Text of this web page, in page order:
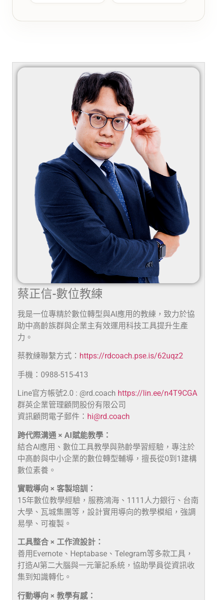
蔡正信-數位教練
我是一位專精於數位轉型與AI應用的教練，致力於協
助中高齡族群與企業主有效運用科技工具提升生產
力。
蔡教練聯繫方式： https://rdcoach.pse.is/62uqz2
手機：0988-515-413
Line官方帳號2.0 : @rd.coach https://lin.ee/n4T9CGA
群英企業管理顧問股份有限公司
資訊顧問電子郵件： hi@rd.coach
跨代際溝通 × AI賦能教學：
結合AI應用、數位工具教學與熟齡學習經驗，專注於
中高齡與中小企業的數位轉型輔導，擅長從0到1建構
數位素養。
實戰導向 × 客製培訓：
15年數位教學經驗，服務鴻海、1111人力銀行、台南
大學、瓦城集團等，設計實用導向的教學模組，強調
易學、可複製。
工具整合 × 工作流設計：
善用Evernote、Heptabase、Telegram等多款工具，
打造AI第二大腦與一元筆記系統，協助學員從資訊收
集到知識轉化。
行動導向 × 教學有感：